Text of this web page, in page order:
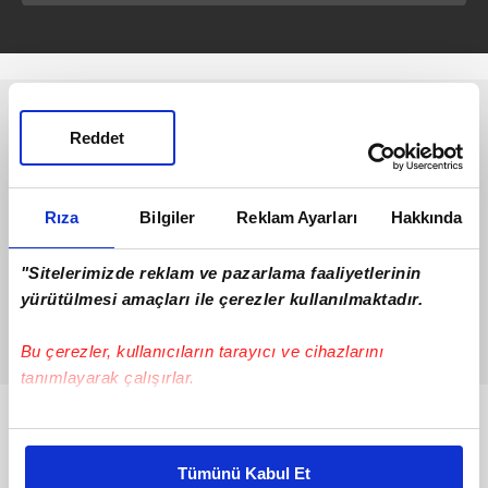
Rıza Bilgiler Reklam Ayarları Hakkında
"Sitelerimizde reklam ve pazarlama faaliyetlerinin
yürütülmesi amaçları ile çerezler kullanılmaktadır.
Bu çerezler, kullanıcıların tarayıcı ve cihazlarını
tanımlayarak çalışırlar.
Bu çerezlere izin vermeniz halinde sizlere özel
daha iyi reklam deneyimi yaşatabiliriz. Bunu yaparken
Tümünü Kabul Et
Reddet
Bunlar da Var